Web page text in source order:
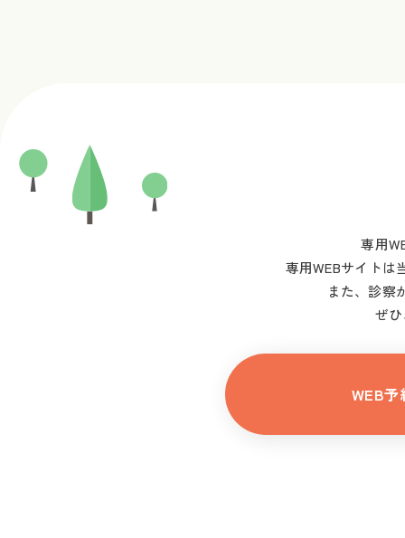
専用
専用WEBサイトは
また、診察
ぜ
WEB予